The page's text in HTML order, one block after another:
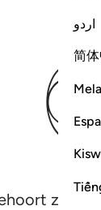
اردو
简
zeker